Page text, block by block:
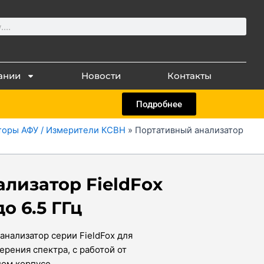
Новости Контакты
Подробнее
АФУ / Измерители КСВН » Портативный анализатор
FieldFox
6.5 ГГц
серии FieldFox для
спектра, с работой от